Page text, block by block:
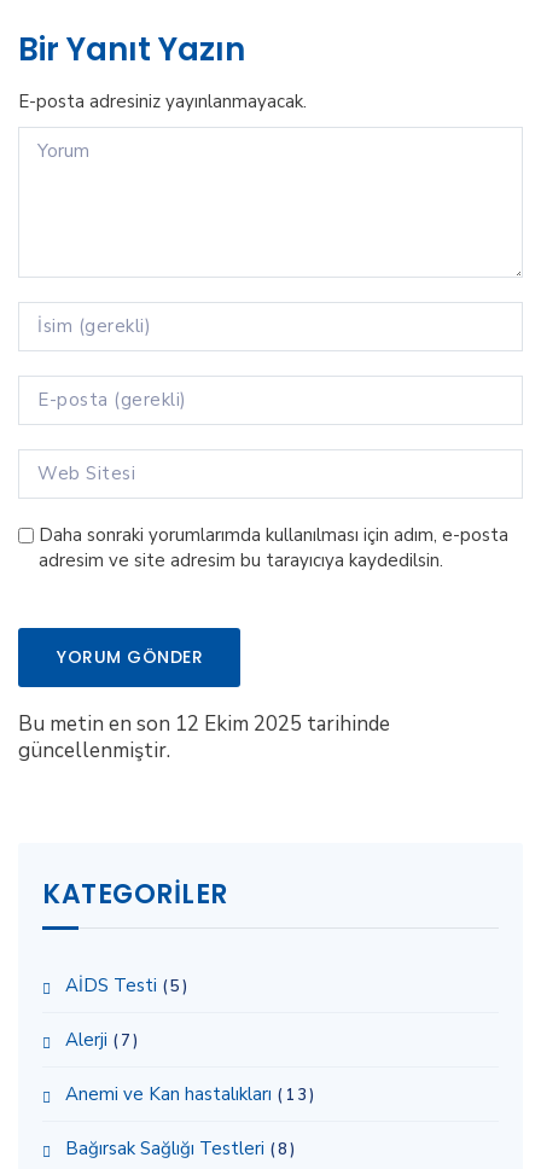
Bir Yanıt Yazın
E-posta adresiniz yayınlanmayacak.
Daha sonraki yorumlarımda kullanılması için adım, e-posta
adresim ve site adresim bu tarayıcıya kaydedilsin.
Bu metin en son 12 Ekim 2025 tarihinde
güncellenmiştir.
KATEGORILER
AİDS Testi (5)
Alerji (7)
Anemi ve Kan hastalıkları (13)
Bağırsak Sağlığı Testleri (8)